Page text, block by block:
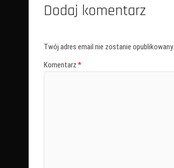
Dodaj komentarz
Twój adres email nie zostanie opublikowany.
Komentarz *